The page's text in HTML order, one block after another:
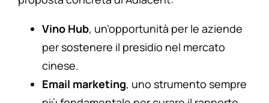
Vino Hub, un’opportunità per le aziende
per sostenere il presidio nel mercato
cinese.
Email marketing, uno strumento sempre